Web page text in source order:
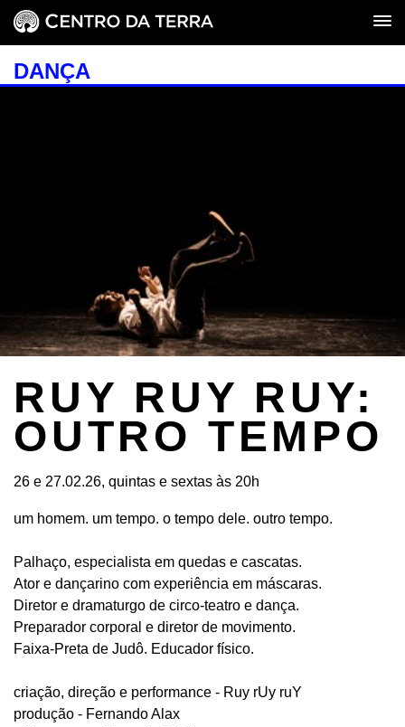
DANÇA
RUY RUY RUY:
OUTRO TEMPO
26 e 27.02.26, quintas e sextas às 20h
um homem. um tempo. o tempo dele. outro tempo.
Palhaço, especialista em quedas e cascatas.
Ator e dançarino com experiência em máscaras.
Diretor e dramaturgo de circo-teatro e dança.
Preparador corporal e diretor de movimento.
Faixa-Preta de Judô. Educador físico.
criação, direção e performance - Ruy rUy ruY
produção - Fernando Alax